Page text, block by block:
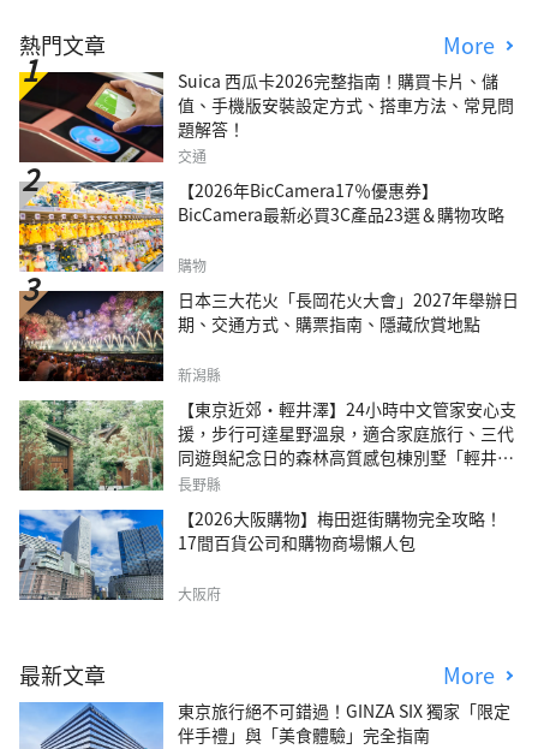
熱門文章 More
Suica 西瓜卡2026完整指南！購買卡片、儲
值、手機版安裝設定方式、搭車方法、常見問
題解答！
交通
【2026年BicCamera17％優惠券】
BicCamera最新必買3C產品23選＆購物攻略
購物
日本三大花火「長岡花火大會」2027年舉辦日
期、交通方式、購票指南、隱藏欣賞地點
新潟縣
【東京近郊・輕井澤】24小時中文管家安心支
援，步行可達星野溫泉，適合家庭旅行、三代
同遊與紀念日的森林高質感包棟別墅「輕井澤
森四季VILLA」
長野縣
【2026大阪購物】梅田逛街購物完全攻略！
17間百貨公司和購物商場懶人包
大阪府
最新文章 More
東京旅行絕不可錯過！GINZA SIX 獨家「限定
伴手禮」與「美食體驗」完全指南